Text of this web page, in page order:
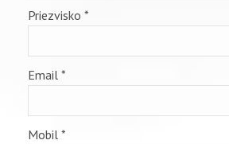
Priezvisko *
Email *
Mobil *